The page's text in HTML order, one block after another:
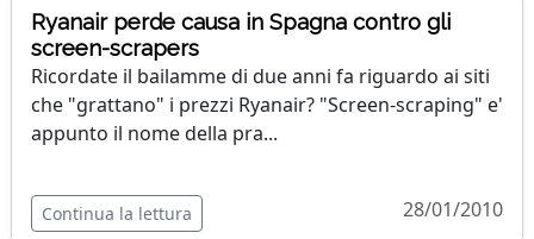
Ryanair perde causa in Spagna contro gli
screen-scrapers
Ricordate il bailamme di due anni fa riguardo ai siti
che "grattano" i prezzi Ryanair? "Screen-scraping" e'
appunto il nome della pra...
Continua la lettura 28/01/2010